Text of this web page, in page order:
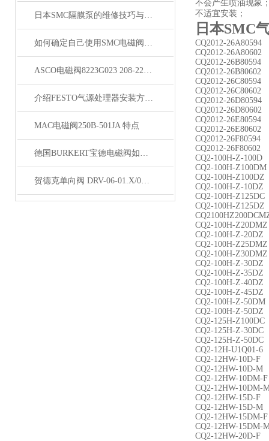
日本SMC隔膜泵的维修技巧与特点
如何确定自己使用SMC电磁阀几位几通
ASCO电磁阀8223G023 208-220/50天津现货库存
介绍FESTO气源处理器安装方法与使用要求
MAC电磁阀250B-501JA 特点
德国BURKERT宝德电磁阀如何正确安装维护？
贺德克单向阀 DRV-06-01.X/0备货
不会产生喷油现象
不适宜安装；
日本SMC
CQ2012-26A80594
CQ2012-26A80602
CQ2012-26B80594
CQ2012-26B80602
CQ2012-26C80594
CQ2012-26C80602
CQ2012-26D80594
CQ2012-26D80602
CQ2012-26E80594
CQ2012-26E80602
CQ2012-26F80594
CQ2012-26F80602
CQ2-100H-Z-100D
CQ2-100H-Z100DM
CQ2-100H-Z100DZ
CQ2-100H-Z-10DZ
CQ2-100H-Z125DC
CQ2-100H-Z125DZ
CQ2-100H-Z20DMZ
CQ2-100H-Z-20DZ
CQ2-100H-Z25DMZ
CQ2-100H-Z30DMZ
CQ2-100H-Z-30DZ
CQ2-100H-Z-35DZ
CQ2-100H-Z-40DZ
CQ2-100H-Z-45DZ
CQ2-100H-Z-50DM
CQ2-100H-Z-50DZ
CQ2-125H-Z100DC
CQ2-125H-Z-30DC
CQ2-125H-Z-50DC
CQ2-12H-U1Q01-6
CQ2-12HW-10D-F
CQ2-12HW-10D-M
CQ2-12HW-10DM-F
CQ2-12HW-10DM-
CQ2-12HW-15D-F
CQ2-12HW-15D-M
CQ2-12HW-15DM-F
CQ2-12HW-15DM-
CQ2-12HW-20D-F